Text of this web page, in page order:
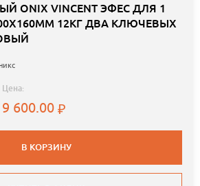
ONIX VINCENT ЭФЕС ДЛЯ 1
12КГ ДВА КЛЮЧЕВЫХ
Цена:
9 600.00
В КОРЗИНУ